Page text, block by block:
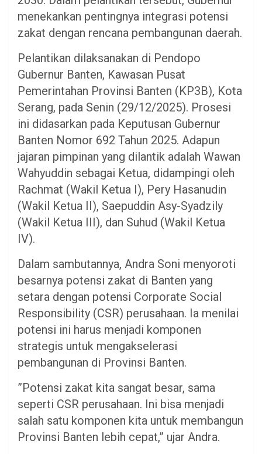
menekankan pentingnya integrasi potensi
zakat dengan rencana pembangunan daerah.
​Pelantikan dilaksanakan di Pendopo
Gubernur Banten, Kawasan Pusat
Pemerintahan Provinsi Banten (KP3B), Kota
Serang, pada Senin (29/12/2025). Prosesi
ini didasarkan pada Keputusan Gubernur
Banten Nomor 692 Tahun 2025. Adapun
jajaran pimpinan yang dilantik adalah Wawan
Wahyuddin sebagai Ketua, didampingi oleh
Rachmat (Wakil Ketua I), Pery Hasanudin
(Wakil Ketua II), Saepuddin Asy-Syadzily
(Wakil Ketua III), dan Suhud (Wakil Ketua
IV).
​Dalam sambutannya, Andra Soni menyoroti
besarnya potensi zakat di Banten yang
setara dengan potensi Corporate Social
Responsibility (CSR) perusahaan. Ia menilai
potensi ini harus menjadi komponen
strategis untuk mengakselerasi
pembangunan di Provinsi Banten.
​”Potensi zakat kita sangat besar, sama
seperti CSR perusahaan. Ini bisa menjadi
salah satu komponen kita untuk membangun
Provinsi Banten lebih cepat,” ujar Andra.